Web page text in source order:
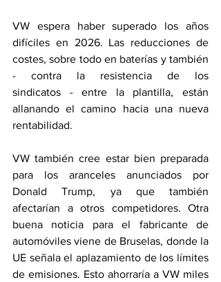
VW espera haber superado los años
difíciles en 2026. Las reducciones de
costes, sobre todo en baterías y también
- contra la resistencia de los
sindicatos - entre la plantilla, están
allanando el camino hacia una nueva
rentabilidad.
VW también cree estar bien preparada
para los aranceles anunciados por
Donald Trump, ya que también
afectarían a otros competidores. Otra
buena noticia para el fabricante de
automóviles viene de Bruselas, donde la
UE señala el aplazamiento de los límites
de emisiones. Esto ahorraría a VW miles